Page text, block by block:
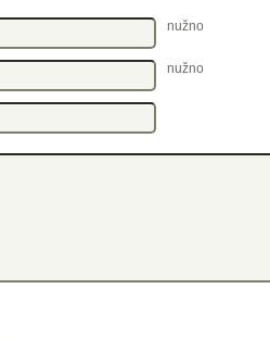
nužno
nužno